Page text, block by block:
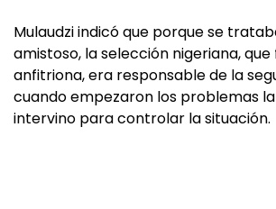
Mulaudzi indicó que porque se
amistoso, la selección nigeriana,
anfitriona, era responsable de la
cuando empezaron los problemas
intervino para controlar la situación.